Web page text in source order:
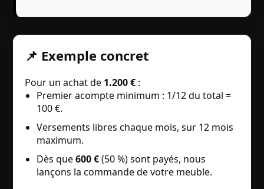
📌 Exemple concret
Pour un achat de 1.200 € :
Premier acompte minimum : 1/12 du total =
100 €.
Versements libres chaque mois, sur 12 mois
maximum.
Dès que600 €(50 %) sont payés, nous
lançons la commande de votre meuble.